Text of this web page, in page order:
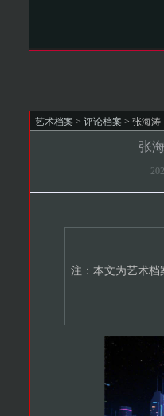
艺术档案 > 评论档案 > 张海涛
张
注：本文为艺术档